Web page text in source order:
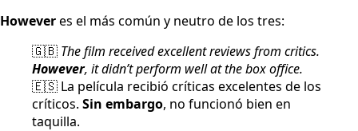
Howeveres el más común y neutro de los tres:
🇬🇧 The film received excellent reviews from critics.
However, it didn’t perform well at the box office.
🇪🇸 La película recibió críticas excelentes de los
críticos. Sin embargo, no funcionó bien en
taquilla.